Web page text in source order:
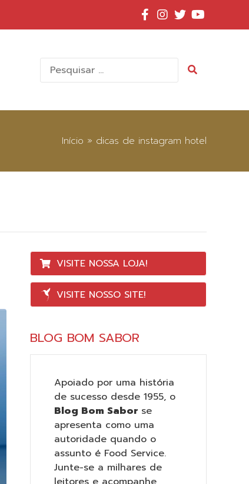
Pesquisar
por:
Início » dicas de instagram hotel
VISITE NOSSA LOJA!
VISITE NOSSO SITE!
BLOG BOM SABOR
Apoiado por uma história
de sucesso desde 1955, o
Blog Bom Sabor se
apresenta como uma
autoridade quando o
assunto é Food Service.
Junte-se a milhares de